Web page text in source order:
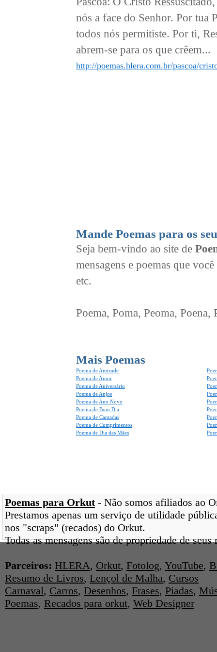
nós a face do Senhor. Por tua
todos nós permitiste. Por ti,
abrem-se para os que crêem...
http://poemas.hlera.com.br/pascoa/
Mande Poemas para os
Seja bem-vindo ao site de
mensagens e poemas que
etc.
Poema, Poma, Peoma,
Mais Poemas
Poema de Amizade
Poema de Amor
Poema de Aniversário
Poema de Anjos
Poema de Ano Novo
Poema de Bom Dia
Poema de Cantadas
Poema de Cumprimentos
Poema de Dia das Mães
Poemas para Orkut- Não somos afiliados ao
Prestamos apenas um serviço de utilidade
nos "scraps" (recados) do Orkut.
Todas as mensagens são de propriedade de
Parceiros: HLERA, Orkut, Fotolog, YouTube,
Resumo de Livros, Lençol de Malha, Cursos
Carnaval, Carros, Desenhos, Frases, Piadas,
Poemas, Recados para orkut, Web Designer